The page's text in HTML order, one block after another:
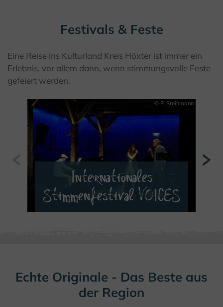
Festivals & Feste
Eine Reise ins Kulturland Kreis Höxter ist immer ein
Erlebnis, vor allem dann, wenn stimmungsvolle Feste
gefeiert werden.
© P. Steinmann
Internationales
Stimmenfestival VOICES
Echte Originale - Das Beste aus
der Region